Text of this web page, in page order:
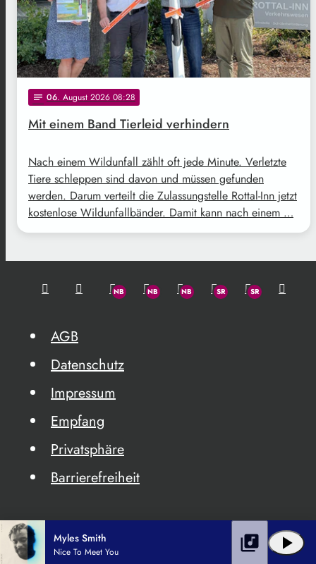
notes 06. August 2026 08:28
Mit einem Band Tierleid verhindern
Nach einem Wildunfall zählt oft jede Minute. Verletzte
Tiere schleppen sind davon und müssen gefunden
werden. Darum verteilt die Zulassungstelle Rottal-Inn jetzt
kostenlose Wildunfallbänder. Damit kann nach einem …
AGB
Datenschutz
Impressum
Empfang
Privatsphäre
Barrierefreiheit
Myles Smith
Nice To Meet You play_arrow
library_music